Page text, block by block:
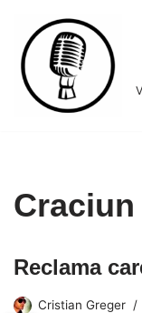
Skip
to
content
Craciun
Reclama
Cristian Greger